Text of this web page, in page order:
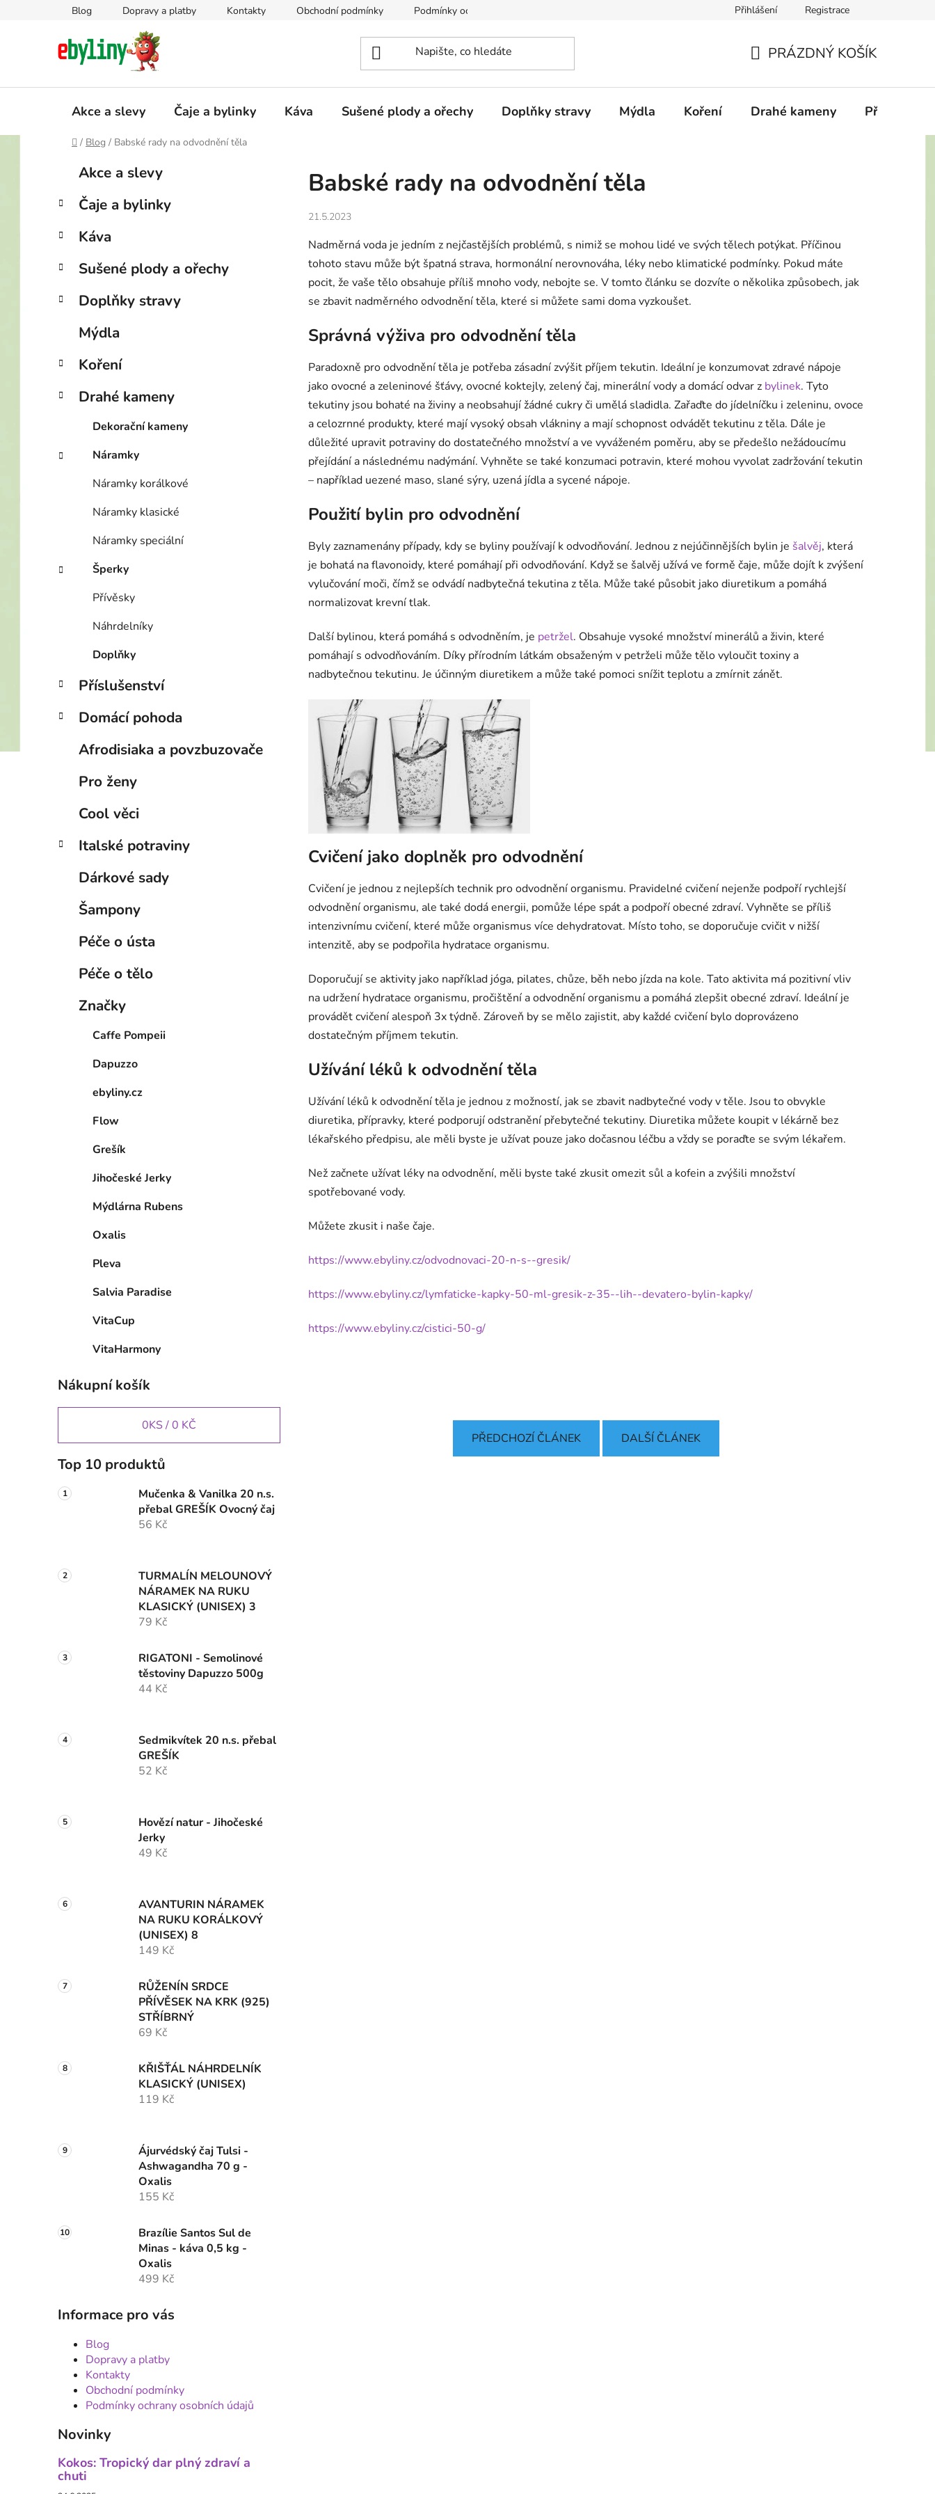
Blog Dopravy a platby Kontakty Obchodní podmínky Podmínky ochrany osobních údajů Přihlášení Registrace
KOŠÍK
PRÁZDNÝ KOŠÍK
Akce a slevy Čaje a bylinky Káva Sušené plody a ořechy Doplňky stravy Mýdla Koření Drahé kameny
Domů
/ Blog / Babské rady na odvodnění těla
s
r
n
n
í
n
l
Přeskočit
kategorie
e
o
i
Akce a slevy
Čaje a bylinky
Káva
Sušené plody a ořechy
Doplňky stravy
Mýdla
Koření
Drahé kameny
Dekorační kameny
Náramky
Náramky korálkové
Náramky klasické
Náramky speciální
Šperky
Přívěsky
Náhrdelníky
Doplňky
Příslušenství
Domácí pohoda
Afrodisiaka a povzbuzovače
Pro ženy
Cool věci
Italské potraviny
Dárkové sady
Šampony
Péče o ústa
Péče o tělo
Značky
Caffe Pompeii
Dapuzzo
ebyliny.cz
Flow
Grešík
Jihočeské Jerky
Mýdlárna Rubens
Oxalis
Pleva
Salvia Paradise
VitaCup
VitaHarmony
Nákupní košík
0KS /0 KČ
Top 10 produktů
Mučenka & Vanilka 20 n.s.
přebal GREŠÍK Ovocný čaj
56 Kč
TURMALÍN MELOUNOVÝ
NÁRAMEK NA RUKU
KLASICKÝ (UNISEX) 3
79 Kč
RIGATONI - Semolinové
těstoviny Dapuzzo 500g
44 Kč
Sedmikvítek 20 n.s. přebal
GREŠÍK
52 Kč
Hovězí natur - Jihočeské
Jerky
49 Kč
AVANTURIN NÁRAMEK
NA RUKU KORÁLKOVÝ
(UNISEX) 8
149 Kč
RŮŽENÍN SRDCE
PŘÍVĚSEK NA KRK (925)
STŘÍBRNÝ
69 Kč
KŘIŠŤÁL NÁHRDELNÍK
KLASICKÝ (UNISEX)
119 Kč
Ájurvédský čaj Tulsi -
Ashwagandha 70 g -
Oxalis
155 Kč
Brazílie Santos Sul de
Minas - káva 0,5 kg -
Oxalis
499 Kč
Informace pro vás
Blog
Dopravy a platby
Kontakty
Obchodní podmínky
Podmínky ochrany osobních údajů
Novinky
Kokos: Tropický dar plný zdraví a
chuti
Babské rady na odvodnění těla
21.5.2023
Nadměrná voda je jedním z nejčastějších problémů, s nimiž se mohou lidé ve svých tělech potýkat. Příčinou
tohoto stavu může být špatná strava, hormonální nerovnováha, léky nebo klimatické podmínky. Pokud máte
pocit, že vaše tělo obsahuje příliš mnoho vody, nebojte se. V tomto článku se dozvíte o několika způsobech, jak
se zbavit nadměrného odvodnění těla, které si můžete sami doma vyzkoušet.
Správná výživa pro odvodnění těla
Paradoxně pro odvodnění těla je potřeba zásadní zvýšit příjem tekutin. Ideální je konzumovat zdravé nápoje
jako ovocné a zeleninové šťávy, ovocné koktejly, zelený čaj, minerální vody a domácí odvar z bylinek. Tyto
tekutiny jsou bohaté na živiny a neobsahují žádné cukry či umělá sladidla. Zařaďte do jídelníčku i zeleninu, ovoce
a celozrnné produkty, které mají vysoký obsah vlákniny a mají schopnost odvádět tekutinu z těla. Dále je
důležité upravit potraviny do dostatečného množství a ve vyváženém poměru, aby se předešlo nežádoucímu
přejídání a následnému nadýmání. Vyhněte se také konzumaci potravin, které mohou vyvolat zadržování tekutin
– například uezené maso, slané sýry, uzená jídla a sycené nápoje.
Použití bylin pro odvodnění
Byly zaznamenány případy, kdy se byliny používají k odvodňování. Jednou z nejúčinnějších bylin je šalvěj, která
je bohatá na flavonoidy, které pomáhají při odvodňování. Když se šalvěj užívá ve formě čaje, může dojít k zvýšení
vylučování moči, čímž se odvádí nadbytečná tekutina z těla. Může také působit jako diuretikum a pomáhá
normalizovat krevní tlak.
Další bylinou, která pomáhá s odvodněním, je petržel. Obsahuje vysoké množství minerálů a živin, které
pomáhají s odvodňováním. Díky přírodním látkám obsaženým v petrželi může tělo vyloučit toxiny a
nadbytečnou tekutinu. Je účinným diuretikem a může také pomoci snížit teplotu a zmírnit zánět.
Cvičení jako doplněk pro odvodnění
Cvičení je jednou z nejlepších technik pro odvodnění organismu. Pravidelné cvičení nejenže podpoří rychlejší
odvodnění organismu, ale také dodá energii, pomůže lépe spát a podpoří obecné zdraví. Vyhněte se příliš
intenzivnímu cvičení, které může organismus více dehydratovat. Místo toho, se doporučuje cvičit v nižší
intenzitě, aby se podpořila hydratace organismu.
Doporučují se aktivity jako například jóga, pilates, chůze, běh nebo jízda na kole. Tato aktivita má pozitivní vliv
na udržení hydratace organismu, pročištění a odvodnění organismu a pomáhá zlepšit obecné zdraví. Ideální je
provádět cvičení alespoň 3x týdně. Zároveň by se mělo zajistit, aby každé cvičení bylo doprovázeno
dostatečným příjmem tekutin.
Užívání léků k odvodnění těla
Užívání léků k odvodnění těla je jednou z možností, jak se zbavit nadbytečné vody v těle. Jsou to obvykle
diuretika, přípravky, které podporují odstranění přebytečné tekutiny. Diuretika můžete koupit v lékárně bez
lékařského předpisu, ale měli byste je užívat pouze jako dočasnou léčbu a vždy se poraďte se svým lékařem.
Než začnete užívat léky na odvodnění, měli byste také zkusit omezit sůl a kofein a zvýšili množství
spotřebované vody.
Můžete zkusit i naše čaje.
https://www.ebyliny.cz/odvodnovaci-20-n-s--gresik/
https://www.ebyliny.cz/lymfaticke-kapky-50-ml-gresik-z-35--lih--devatero-bylin-kapky/
https://www.ebyliny.cz/cistici-50-g/
PŘEDCHOZÍ ČLÁNEK DALŠÍ ČLÁNEK